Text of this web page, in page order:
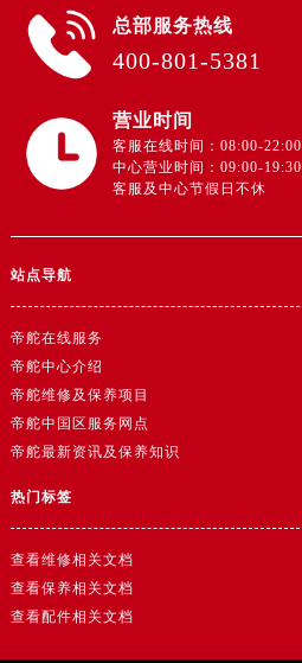
总部服务热线
400-801-5381
营业时间
客服在线时间：08:00-22:00
中心营业时间：09:00-19:30
客服及中心节假日不休
站点导航
帝舵在线服务
帝舵中心介绍
帝舵维修及保养项目
帝舵中国区服务网点
帝舵最新资讯及保养知识
热门标签
查看维修相关文档
查看保养相关文档
查看配件相关文档